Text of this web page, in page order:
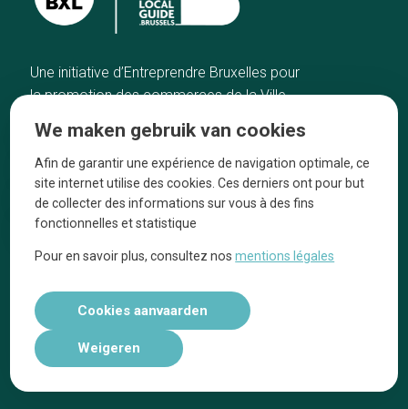
Une initiative d’Entreprendre Bruxelles pour
la promotion des commerces de la Ville
Home
De beste adressen
Blog
Winkelwijken
Tops 10
De ambachtslieden
Over ons
Ze praten over ons!
kennisgevingen
We maken gebruik van cookies
Afin de garantir une expérience de navigation optimale, ce
site internet utilise des cookies. Ces derniers ont pour but
de collecter des informations sur vous à des fins
fonctionnelles et statistique
Pour en savoir plus, consultez nosmentions légales
Cookies aanvaarden
Weigeren